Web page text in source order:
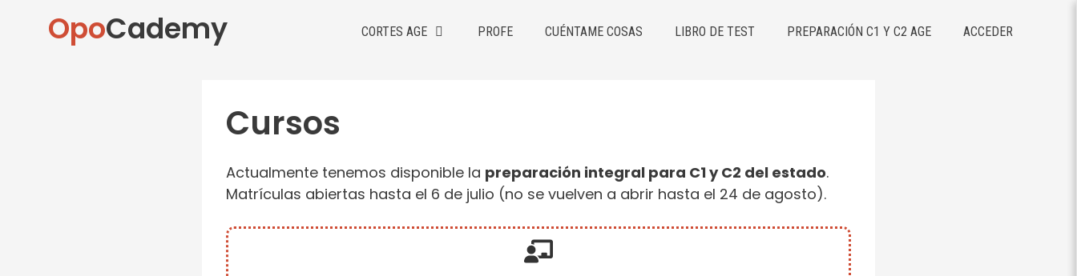
OpoCademy CORTES AGE PROFE CUÉNTAME COSAS LIBRO DE TEST PREPARACIÓN C1 Y C2 AGE ACCEDER
Cursos
Actualmente tenemos disponible la preparación integral para C1 y C2 del estado.
Matrículas abiertas hasta el 6 de julio (no se vuelven a abrir hasta el 24 de agosto).